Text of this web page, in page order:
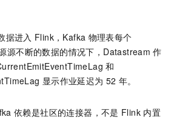
据进入 Flink，Kafka 物理表每个
源不断的数据的情况下，Datastream 作
和
显示作业延迟为 52 年。
依赖是社区的连接器，不是 Flink 内置